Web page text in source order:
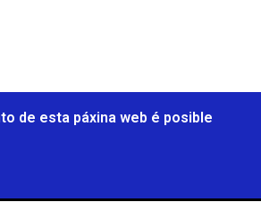
de esta páxina web é posible